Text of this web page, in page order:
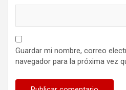
Guardar mi nombre, correo
navegador para la próxima vez